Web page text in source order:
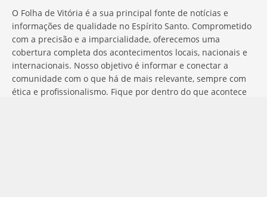
O Folha de Vitória é a sua principal fonte de notícias e
informações de qualidade no Espírito Santo. Comprometido
com a precisão e a imparcialidade, oferecemos uma
cobertura completa dos acontecimentos locais, nacionais e
internacionais. Nosso objetivo é informar e conectar a
comunidade com o que há de mais relevante, sempre com
ética e profissionalismo. Fique por dentro do que acontece